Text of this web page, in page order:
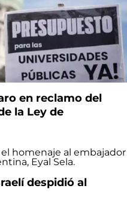
en reclamo del
la Ley de
despidió al